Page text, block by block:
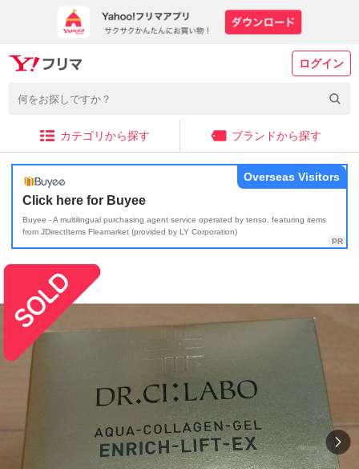
ログイン
カテゴリから探す ブランドから探す
Click here for Buyee
Buyee - A multilingual purchasing agent service operated by tenso, featuring items
from JDirectItems Fleamarket (provided by LY Corporation)
Overseas Visitors